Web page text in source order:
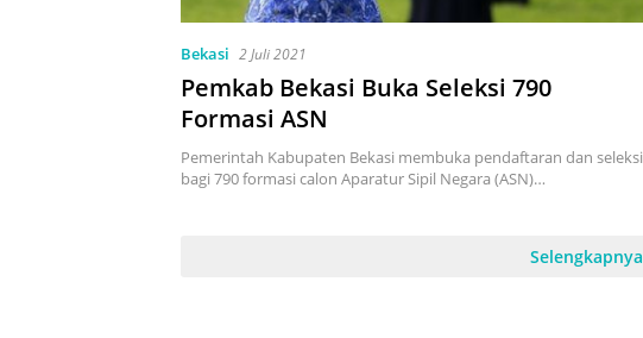
Bekasi 2 Juli 2021
Pemkab Bekasi Buka Seleksi 790
Formasi ASN
Pemerintah Kabupaten Bekasi membuka pendaftaran dan seleksi
bagi 790 formasi calon Aparatur Sipil Negara (ASN)…
Selengkapnya